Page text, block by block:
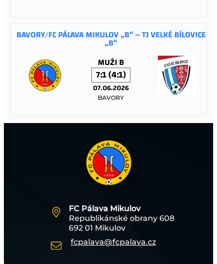
BAVORY/FC PÁLAVA MIKULOV „B“ – TJ VELKÉ BÍLOVICE
„B“
MUŽI B
7:1 (4:1)
07.06.2026
BAVORY
MLADŠÍ ŽÁCI
2:1 (1:0)
06.06.2026
TĚŠANY
FC PÁLAVA MIKULOV – TJ JISKRA STRÁŽNICE
MUŽI A
FC Pálava Mikulov
Republikánské obrany 608
692 01 Mikulov
fcpalava@fcpalava.cz